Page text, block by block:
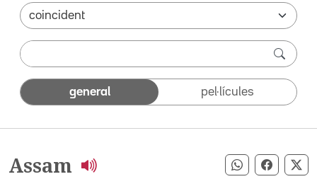
general pel·lícules
Assam Compartir